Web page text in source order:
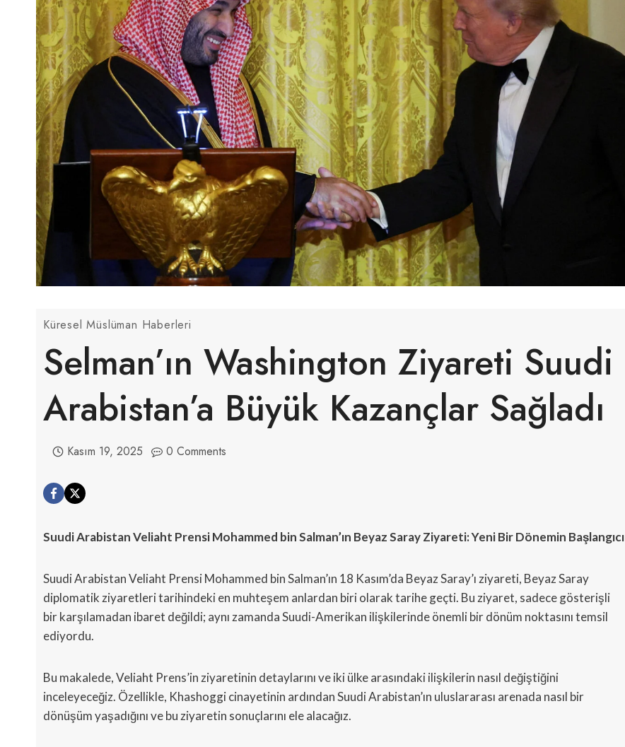
Küresel Müslüman Haberleri
Selman’ın Washington Ziyareti Suudi
Arabistan’a Büyük Kazançlar Sağladı
Kasım 19, 2025 0 Comments
Suudi Arabistan Veliaht Prensi Mohammed bin Salman’ın Beyaz Saray Ziyareti: Yeni Bir Dönemin Başlangıcı
Suudi Arabistan Veliaht Prensi Mohammed bin Salman’ın 18 Kasım’da Beyaz Saray’ı ziyareti, Beyaz Saray
diplomatik ziyaretleri tarihindeki en muhteşem anlardan biri olarak tarihe geçti. Bu ziyaret, sadece gösterişli
bir karşılamadan ibaret değildi; aynı zamanda Suudi-Amerikan ilişkilerinde önemli bir dönüm noktasını temsil
ediyordu.
Bu makalede, Veliaht Prens’in ziyaretinin detaylarını ve iki ülke arasındaki ilişkilerin nasıl değiştiğini
inceleyeceğiz. Özellikle, Khashoggi cinayetinin ardından Suudi Arabistan’ın uluslararası arenada nasıl bir
dönüşüm yaşadığını ve bu ziyaretin sonuçlarını ele alacağız.